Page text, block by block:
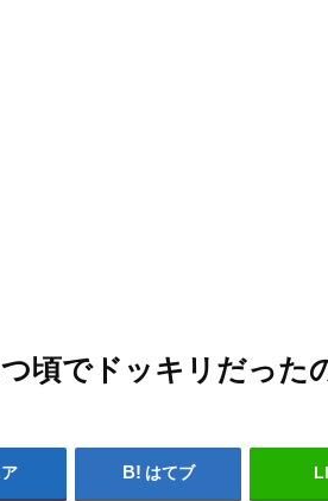
頃でドッキリだった
はてブ